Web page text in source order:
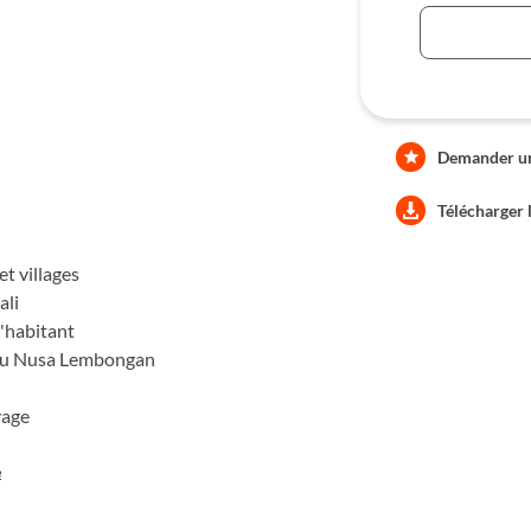
faire l'ascension du
faisceaux irradient un
nous accueillent pour un
pourront se rendre à Gili Air
profiter de plages au sable
villages
Nusa Lembongan
Demander
Télécharger